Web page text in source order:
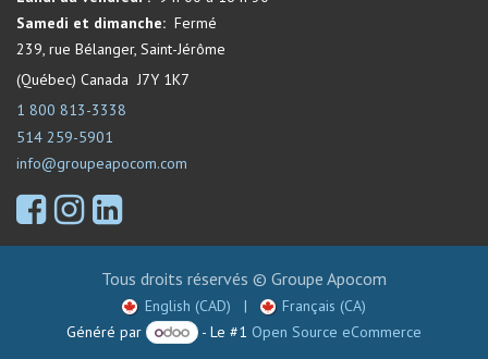
Samedi et dimanche: Fermé​
239, rue Bélanger, Saint-Jérôme
(Québec) Canada J7Y 1K7
1 800 813-3338
514 259-5901
info@groupeapocom.com
Tous droits réservés © Groupe Apocom
English (CAD) |
Français (CA)
Généré par
- Le #1 Open Source eCommerce